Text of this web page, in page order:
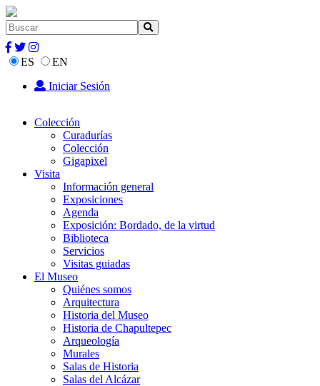
ES
EN
Iniciar Sesión
Colección
Curadurías
Colección
Gigapixel
Visita
Información general
Exposiciones
Agenda
Exposición: Bordado, de la virtud
Biblioteca
Servicios
Visitas guiadas
El Museo
Quiénes somos
Arquitectura
Historia del Museo
Historia de Chapultepec
Arqueología
Murales
Salas de Historia
Salas del Alcázar